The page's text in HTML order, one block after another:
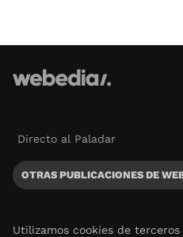
Directo al Paladar
OTRAS PUBLICACIONES DE
Utilizamos cookies de